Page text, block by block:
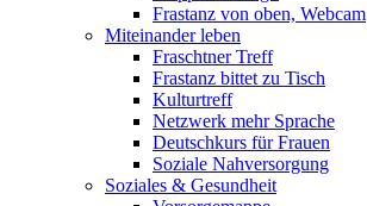
Frastanz von oben, Webcam
Miteinander leben
Fraschtner Treff
Frastanz bittet zu Tisch
Kulturtreff
Netzwerk mehr Sprache
Deutschkurs für Frauen
Soziale Nahversorgung
Soziales & Gesundheit